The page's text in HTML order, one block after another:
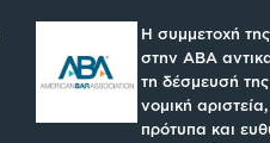
Η συμμετοχή της
στην ABA
τη δέσμευσή της
νομική
πρότυπα και